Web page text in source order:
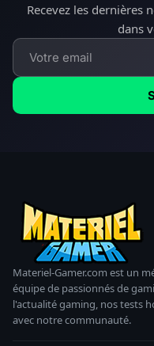
Recevez les dernières
dans
Materiel-Gamer.com est un
équipe de passionnés de
l'actualité gaming, nos tests
avec notre communauté.